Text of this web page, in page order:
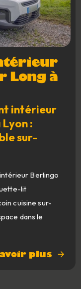
Long à
intérieur
:
sur-
Berlingo
lit
cuisine sur-
dans le
plus